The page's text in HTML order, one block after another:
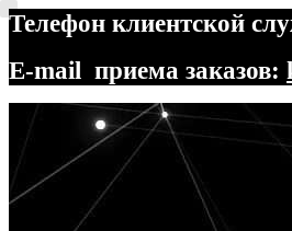
Телефон клиентской
E-mail приема заказов:
Перейти
навигации
Перейти
содержимому